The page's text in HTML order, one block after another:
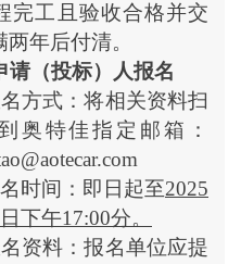
完工且验收合格并交
年后付清。
（投标）人报名
方式：将相关资料扫
奥特佳指定邮箱：
时间：即日起至2025
下午17:00分。
资料：报名单位应提